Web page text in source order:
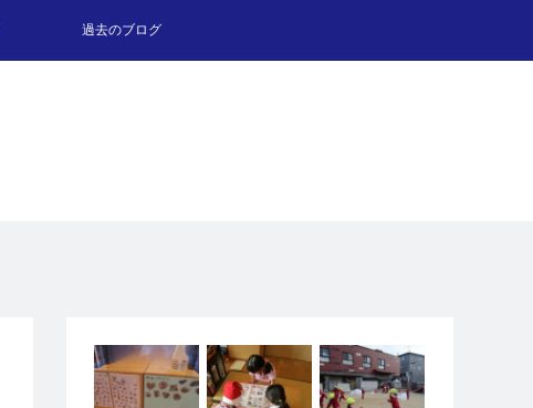
過去のブログ